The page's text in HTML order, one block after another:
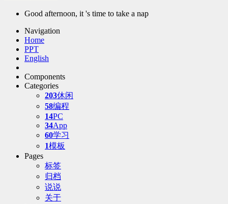
Good afternoon, it 's time to take a nap
Navigation
Home
PPT
English
Components
Categories
203休闲
58编程
14PC
34App
60学习
1模板
Pages
标签
归档
说说
关于